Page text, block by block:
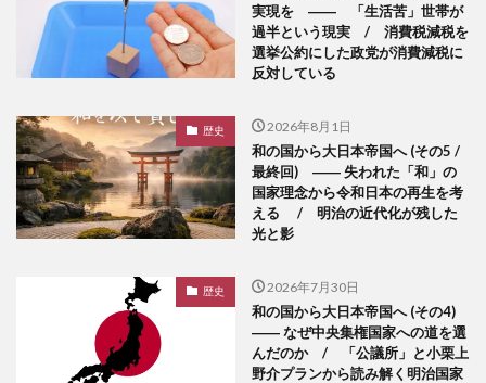
実現を ―― 「生活苦」世帯が
過半という現実 / 消費税減税を
選挙公約にした政党が消費減税に
反対している
歴史 2026年8月1日
和の国から大日本帝国へ (その5 /
最終回) ―― 失われた「和」の
国家理念から令和日本の再生を考
える / 明治の近代化が残した
光と影
歴史 2026年7月30日
和の国から大日本帝国へ (その4)
―― なぜ中央集権国家への道を選
んだのか / 「公議所」と小栗上
野介プランから読み解く明治国家